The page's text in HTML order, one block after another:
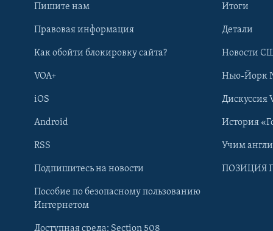
Learning English
Пишите нам
Правовая информация
Как обойти блокировку сайта?
VOA+
iOS
Android
RSS
Подпишитесь на новости
Пособие по безопасному пользованию
Интернетом
Доступная среда: Section 508
Итоги
Детали
Новости
Нью-Йорк
Дискуссия
История
Учим
ПОЗИЦИЯ